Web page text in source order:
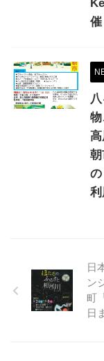
催
朝
利
日
ン
町
日